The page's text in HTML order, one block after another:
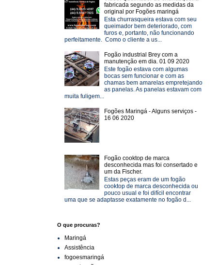
fabricada segundo as medidas da
original por Fogões maringá
Esta churrasqueira estava com seu
queimador bem deteriorado, com
furos e, portanto, não funcionando
perfeitamente. Como o cliente a us...
Fogão industrial Brey com a
manutenção em dia. 01 09 2020
Este fogão estava com algumas
bocas sem funcionar e com as
chamas bem amarelas empretejando
as panelas. As panelas estavam com
muita fuligem...
Fogões Maringá - Alguns serviços -
16 06 2020
Fogão cooktop de marca
desconhecida mas foi consertado e
um da Fischer.
Estas peças eram de um fogão
cooktop de marca desconhecida ou
pouco usual e foi difícil encontrar
uma que se adaptasse exatamente no fogão d...
O que procuras?
Maringá
Assistência
fogoesmaringá